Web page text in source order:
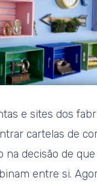
e sites dos
cartelas de
na decisão de
entre si.